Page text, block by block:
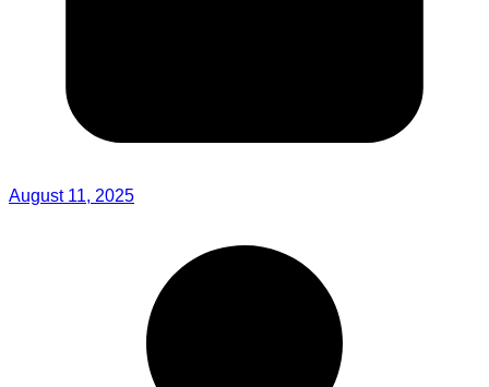
August 11, 2025